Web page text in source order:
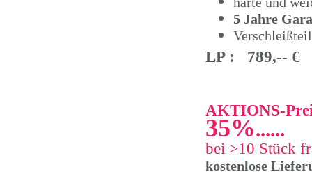
5 Jahre
LP : 789,-- €
AKTIONS-
35%......
bei >10 Stück
kostenlose